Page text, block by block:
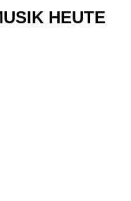
HEUTE